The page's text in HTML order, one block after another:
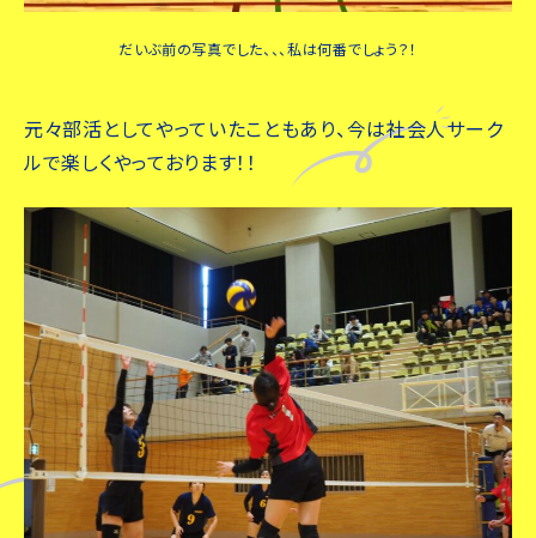
だいぶ前の写真でした、、、私は何番でしょう？！
元々部活としてやっていたこともあり、今は社会人サーク
ルで楽しくやっております！！